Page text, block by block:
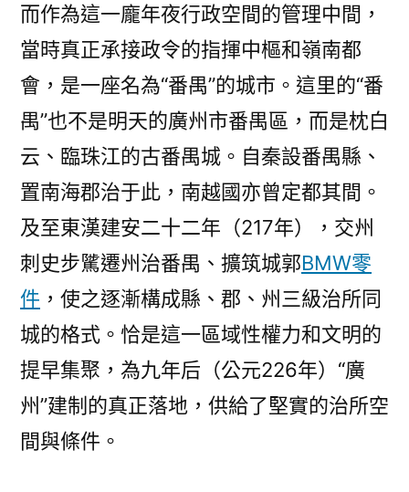
廣
府
生
|
文
史
哲
·
評〉
而作為這一龐年夜行政空間的管理中間，
當時真正承接政令的指揮中樞和嶺南都
會，是一座名為“番禺”的城市。這里的“番
禺”也不是明天的廣州市番禺區，而是枕白
云、臨珠江的古番禺城。自秦設番禺縣、
置南海郡治于此，南越國亦曾定都其間。
及至東漢建安二十二年（217年），交州
刺史步騭遷州治番禺、擴筑城郭BMW零
件 ，使之逐漸構成縣、郡、州三級治所同
城的格式。恰是這一區域性權力和文明的
提早集聚，為九年后（公元226年）“廣
州”建制的真正落地，供給了堅實的治所空
間與條件。